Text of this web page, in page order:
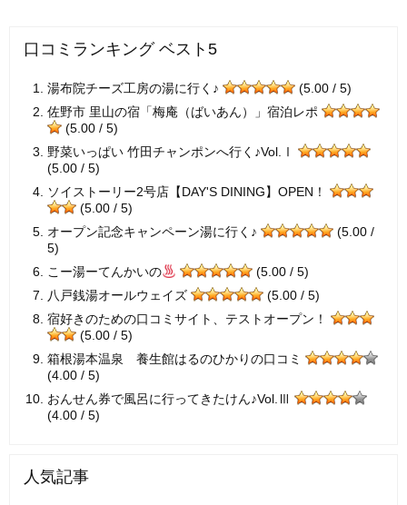
口コミランキング ベスト5
湯布院チーズ工房の湯に行く♪
(5.00 / 5)
佐野市 里山の宿「梅庵（ばいあん）」宿泊レポ
(5.00 / 5)
野菜いっぱい 竹田チャンポンへ行く♪Vol.Ⅰ
(5.00 / 5)
ソイストーリー2号店【DAY'S DINING】OPEN！
(5.00 / 5)
オープン記念キャンペーン湯に行く♪
(5.00 /
5)
こー湯ーてんかいの
(5.00 / 5)
八戸銭湯オールウェイズ
(5.00 / 5)
宿好きのための口コミサイト、テストオープン！
(5.00 / 5)
箱根湯本温泉 養生館はるのひかりの口コミ
(4.00 / 5)
おんせん券で風呂に行ってきたけん♪Vol.Ⅲ
(4.00 / 5)
人気記事